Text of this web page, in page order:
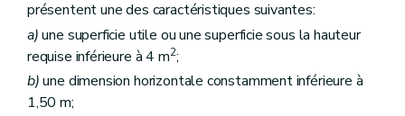
présentent une des caractéristiques suivantes:
a)une superficie utile ou une superficie sous la hauteur
requise inférieure à 4 m2;
b)une dimension horizontale constamment inférieure à
1,50 m;